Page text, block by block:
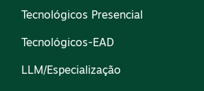
Tecnológicos Presencial
Tecnológicos-EAD
LLM/Especialização